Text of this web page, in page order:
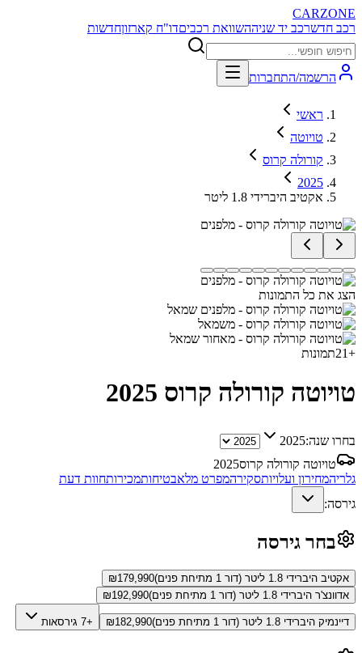
CARZONE
רכב חדשרכב יד שניההשוואת רכביםדו"ח קארזוןחדשות
הרשמה/התחברות
ראשי
טויוטה
קורולה קרוס
2025
אקטיב היברידי 1.8 ליטר
הצג את כל התמונות
+
21תמונות
טויוטה קורולה קרוס 2025
בחרו שנה:2025
טויוטה קורולה קרוס2025
גלריהמחירון ועלויותסקירהמפרט מלאבטיחותמכירותחוות דעת
גירסה:
בחר גירסה
אקטיב היברידי 1.8 ליטר (דור 1 מתיחת פנים) ₪179,990
אדוונצ'ר היברידי 1.8 ליטר (דור 1 מתיחת פנים)
₪192,990
דיינמיק היברידי 1.8 ליטר (דור 1 מתיחת פנים) ₪182,990 +7 גירסאות